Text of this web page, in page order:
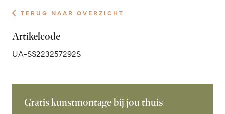
TERUG NAAR OVERZICHT
Artikelcode
UA-SS223257292S
Gratis kunstmontage bij jou thuis